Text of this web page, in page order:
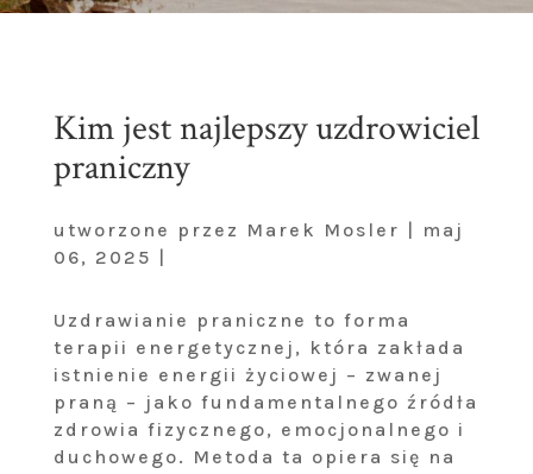
Kim jest najlepszy uzdrowiciel
praniczny
utworzone przez Marek Mosler | maj
06, 2025 |
Uzdrawianie praniczne to forma
terapii energetycznej, która zakłada
istnienie energii życiowej – zwanej
praną – jako fundamentalnego źródła
zdrowia fizycznego, emocjonalnego i
duchowego. Metoda ta opiera się na